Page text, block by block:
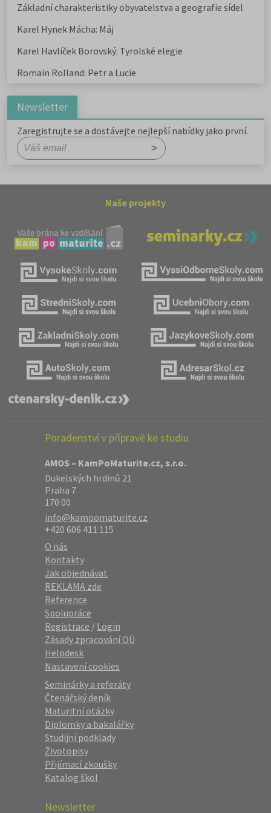
Základní charakteristiky obyvatelstva a geografie sídel
Karel Hynek Mácha: Máj
Karel Havlíček Borovský: Tyrolské elegie
Romain Rolland: Petr a Lucie
Newsletter
Zaregistrujte se a dostávejte nejlepší nabídky jako první.
Naše projekty
Poradenství v přípravě ke studiu
AMOS – KamPoMaturite.cz, s.r.o.
Dukelských hrdinů 21
Praha 7
170 00
info@kampomaturite.cz
+420 606 411 115
O nás
Kontakty
Jak objednávat
REKLAMA zde
Reference
Spolupráce
Registrace / Login
Zásady zpracování OÚ
Helpdesk
Nastavení cookies
Seminárky a referáty
Čtenářský deník
Maturitní otázky
Diplomky a bakalářky
Studijní podklady
Životopisy
Přijímací zkoušky
Katalog škol
Newsletter